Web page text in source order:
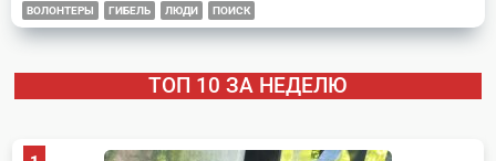
ВОЛОНТЕРЫ ГИБЕЛЬ ЛЮДИ ПОИСК
ТОП 10 ЗА НЕДЕЛЮ